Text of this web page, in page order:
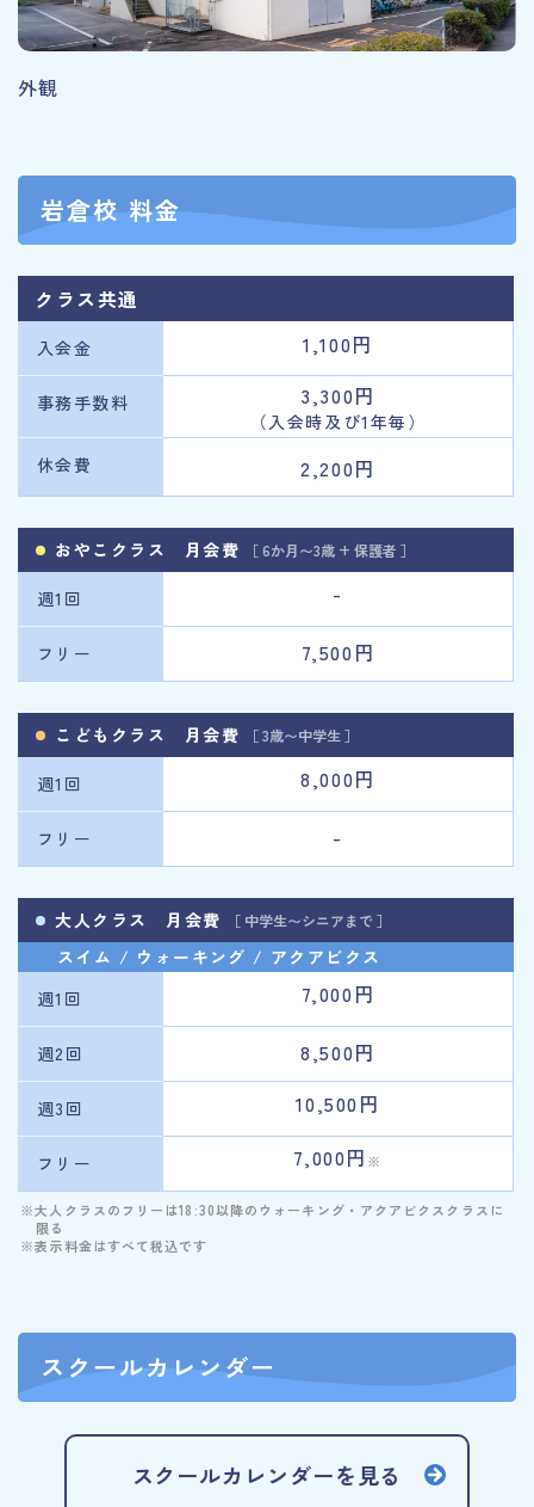
外観
岩倉校 料金
クラス共通
入会金 1,100円
事務手数料 3,300円
（入会時及び1年毎）
休会費
2,200円
おやこクラス 月会費 ［ 6か月〜3歳 + 保護者 ］
週1回 -
フリー 7,500円
こどもクラス 月会費 ［ 3歳〜中学生 ］
週1回 8,000円
フリー -
大人クラス 月会費 ［ 中学生〜シニアまで ］
スイム / ウォーキング / アクアビクス
週1回
7,000円
週2回 8,500円
週3回 10,500円
フリー 7,000円 ※
※大人クラスのフリーは18:30以降のウォーキング・アクアビクスクラスに
限る
※表示料金はすべて税込です
スクールカレンダー
スクールカレンダーを見る